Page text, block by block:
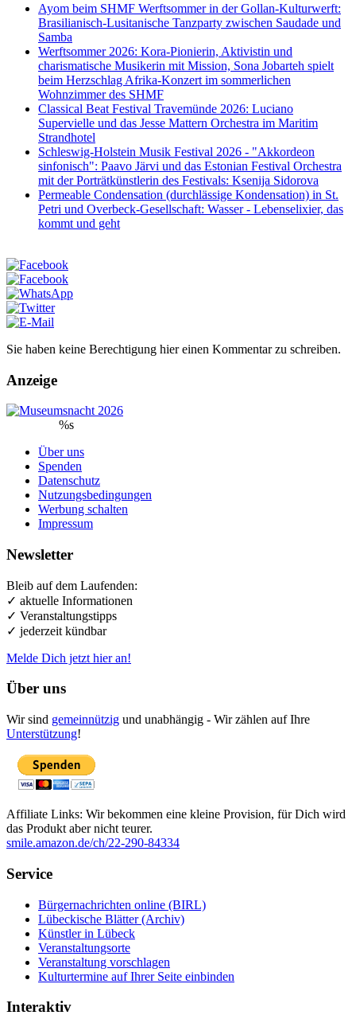
Ayom beim SHMF Werftsommer in der Gollan-Kulturwerft:
Brasilianisch-Lusitanische Tanzparty zwischen Saudade und
Samba
Werftsommer 2026: Kora-Pionierin, Aktivistin und
charismatische Musikerin mit Mission, Sona Jobarteh spielt
beim Herzschlag Afrika-Konzert im sommerlichen
Wohnzimmer des SHMF
Classical Beat Festival Travemünde 2026: Luciano
Supervielle und das Jesse Mattern Orchestra im Maritim
Strandhotel
Schleswig-Holstein Musik Festival 2026 - "Akkordeon
sinfonisch": Paavo Järvi und das Estonian Festival Orchestra
mit der Porträtkünstlerin des Festivals: Ksenija Sidorova
Permeable Condensation (durchlässige Kondensation) in St.
Petri und Overbeck-Gesellschaft: Wasser - Lebenselixier, das
kommt und geht
Sie haben keine Berechtigung hier einen Kommentar zu schreiben.
Anzeige
%s
Über uns
Spenden
Datenschutz
Nutzungsbedingungen
Werbung schalten
Impressum
Newsletter
Bleib auf dem Laufenden:
✓ aktuelle Informationen
✓ Veranstaltungstipps
✓ jederzeit kündbar
Melde Dich jetzt hier an!
Über uns
Wir sind gemeinnützig und unabhängig - Wir zählen auf Ihre
Unterstützung!
Affiliate Links: Wir bekommen eine kleine Provision, für Dich wird
das Produkt aber nicht teurer.
smile.amazon.de/ch/22-290-84334
Service
Bürgernachrichten online (BIRL)
Lübeckische Blätter (Archiv)
Künstler in Lübeck
Veranstaltungsorte
Veranstaltung vorschlagen
Kulturtermine auf Ihrer Seite einbinden
Interaktiv